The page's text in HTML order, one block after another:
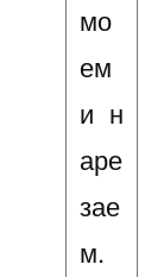
мо
ем
и н
аре
зае
м.